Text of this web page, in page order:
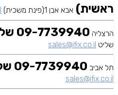
ראשית) אבא אבן 1(פינת משכית)
הרצליה 09-7739940 שלוחה 3
שליט sales@ifix.co.il
תל אביב 09-7739940 שלוחה 4
sales@ifix.co.il